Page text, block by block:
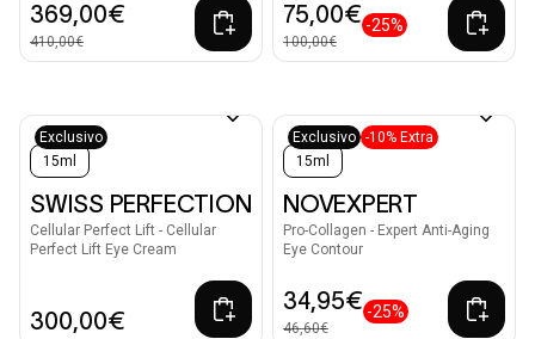
369,00€
410,00€
75,00€
100,00€
-25%
Exclusivo
15ml
SWISS PERFECTION
Cellular Perfect Lift - Cellular
Perfect Lift Eye Cream
300,00€
Exclusivo -10% Extra
15ml
NOVEXPERT
Pro-Collagen - Expert Anti-Aging
Eye Contour
34,95€
46,60€
-25%